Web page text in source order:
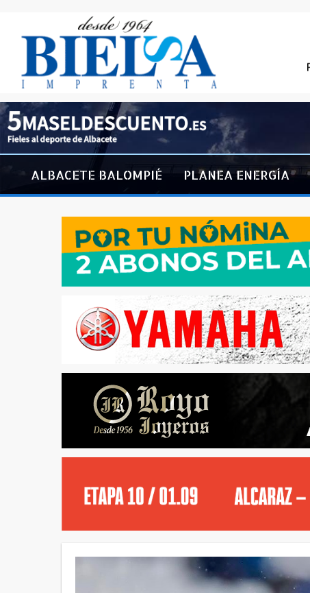
ALBACETE BALOMPIÉ PLANEA ENERGÍA